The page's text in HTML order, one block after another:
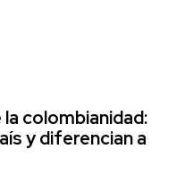
colombianidad:
y diferencian a